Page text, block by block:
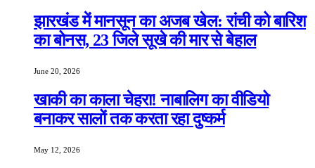
झारखंड में मानसून का अजब खेल: रांची को बारिश
का बोनस, 23 जिले सूखे की मार से बेहाल
June 20, 2026
खाकी का काला चेहरा! नाबालिग का वीडियो
बनाकर सालों तक करता रहा दुष्कर्म
May 12, 2026